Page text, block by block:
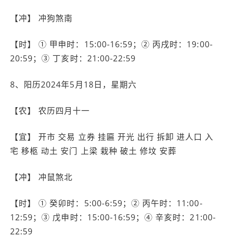
【冲】 冲狗煞南
【时】 ① 甲申时：15:00-16:59；② 丙戌时：19:00-
20:59；③ 丁亥时：21:00-22:59
8、阳历2024年5月18日，星期六
【农】 农历四月十一
【宜】 开市 交易 立券 挂匾 开光 出行 拆卸 进人口 入
宅 移柩 动土 安门 上梁 栽种 破土 修坟 安葬
【冲】 冲鼠煞北
【时】 ① 癸卯时：5:00-6:59；② 丙午时：11:00-
12:59；③ 戊申时：15:00-16:59；④ 辛亥时：21:00-
22:59